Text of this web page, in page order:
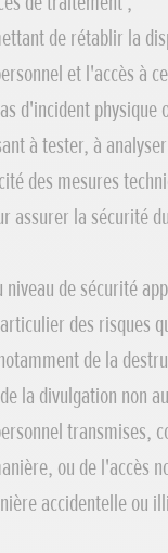
de rétablir la
et l'accès à
d'incident physique
à tester, à
des mesures
assurer la sécurité
niveau de sécurité
des risques
de la
la divulgation non
transmises,
ou de l'accès
accidentelle ou